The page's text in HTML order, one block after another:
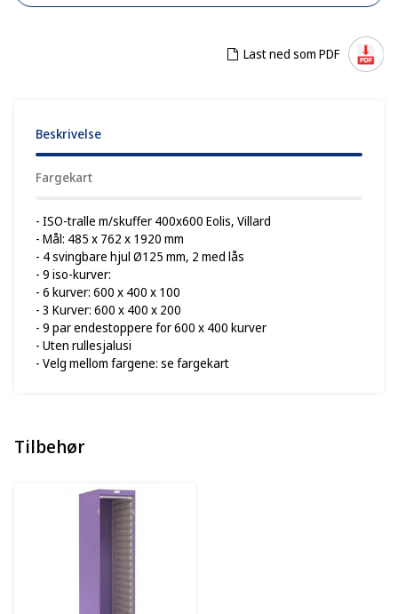
Last ned som PDF
Beskrivelse
Fargekart
- ISO-tralle m/skuffer 400x600 Eolis, Villard
- Mål: 485 x 762 x 1920 mm
- 4 svingbare hjul Ø125 mm, 2 med lås
- 9 iso-kurver:
- 6 kurver: 600 x 400 x 100
- 3 Kurver: 600 x 400 x 200
- 9 par endestoppere for 600 x 400 kurver
- Uten rullesjalusi
- Velg mellom fargene: se fargekart
Tilbehør